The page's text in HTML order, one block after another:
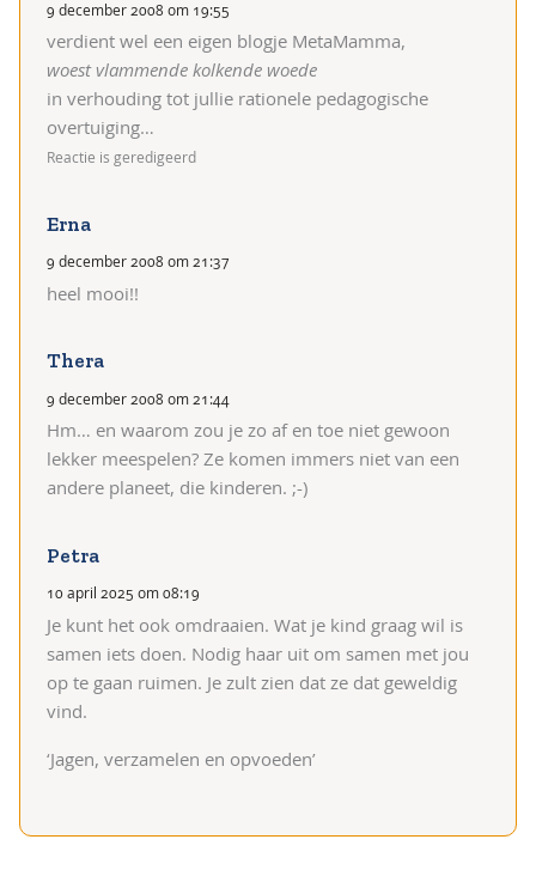
9 december 2008 om 19:55
verdient wel een eigen blogje MetaMamma,
woest vlammende kolkende woede
in verhouding tot jullie rationele pedagogische
overtuiging…
Reactie is geredigeerd
Erna
9 december 2008 om 21:37
heel mooi!!
Thera
9 december 2008 om 21:44
Hm… en waarom zou je zo af en toe niet gewoon
lekker meespelen? Ze komen immers niet van een
andere planeet, die kinderen. ;-)
Petra
10 april 2025 om 08:19
Je kunt het ook omdraaien. Wat je kind graag wil is
samen iets doen. Nodig haar uit om samen met jou
op te gaan ruimen. Je zult zien dat ze dat geweldig
vind.
‘Jagen, verzamelen en opvoeden’